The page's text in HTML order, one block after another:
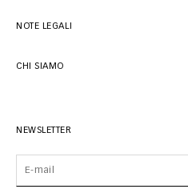
NOTE LEGALI
CHI SIAMO
NEWSLETTER